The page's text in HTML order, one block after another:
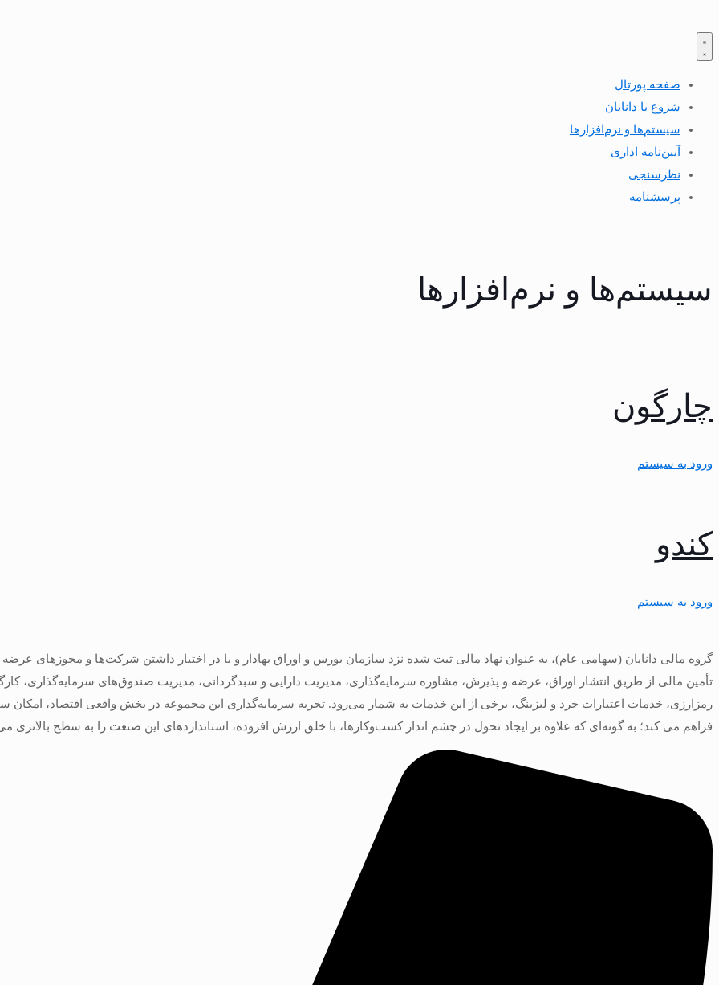
صفحه پورتال
شروع با دانایان
سیستم‌ها و نرم‌افزارها
آیین‌نامه اداری
نظرسنجی
پرسشنامه
سیستم‌ها و نرم‌افزارها
چارگون
ورود به سیستم
کندو
ورود به سیستم
گروه مالی دانایان (سهامی عام)، به عنوان نهاد مالی ثبت شده نزد سازمان بورس و اوراق بهادار و با در اختیار داشتن شرکت‌ها و مجوزهای
تأمین مالی از طریق انتشار اوراق، عرضه و پذیرش، مشاوره سرمایه‌گذاری، مدیریت دارایی و سبدگردانی، مدیریت صندوق‌های سرمایه‌گذاری،
رمزارزی، خدمات اعتبارات خرد و لیزینگ، برخی از این خدمات به شمار می‌رود. تجربه سرمایه‌گذاری این مجموعه در بخش واقعی اقتصاد،
فراهم می کند؛ به گونه‌ای که علاوه بر ایجاد تحول در چشم انداز کسب‌و‌کارها، با خلق ارزش افزوده، استانداردهای این صنعت را به سطح بالاتری